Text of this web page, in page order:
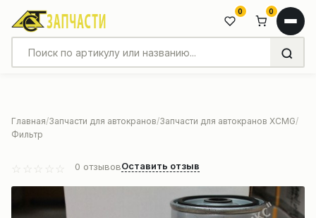
0 0
Главная Запчасти для автокранов Запчасти для автокранов XCMG
Фильтр
0 отзывовОставить отзыв